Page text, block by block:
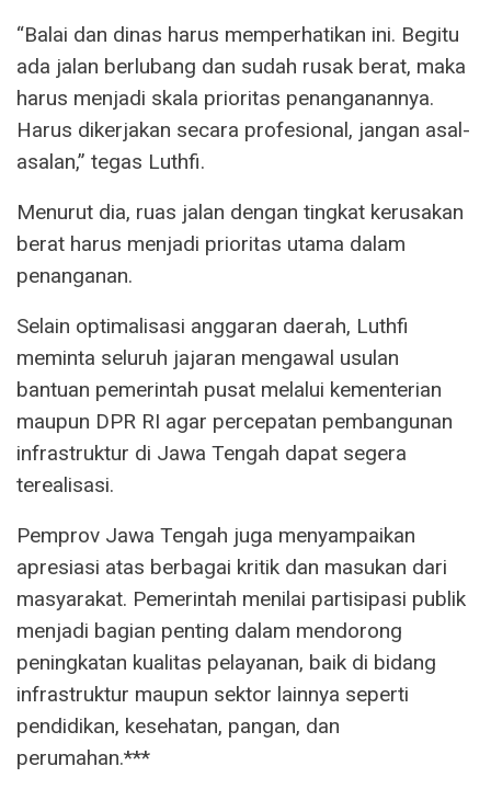
“Balai dan dinas harus memperhatikan ini. Begitu
ada jalan berlubang dan sudah rusak berat, maka
harus menjadi skala prioritas penanganannya.
Harus dikerjakan secara profesional, jangan asal-
asalan,” tegas Luthfi.
Menurut dia, ruas jalan dengan tingkat kerusakan
berat harus menjadi prioritas utama dalam
penanganan.
Selain optimalisasi anggaran daerah, Luthfi
meminta seluruh jajaran mengawal usulan
bantuan pemerintah pusat melalui kementerian
maupun DPR RI agar percepatan pembangunan
infrastruktur di Jawa Tengah dapat segera
terealisasi.
Pemprov Jawa Tengah juga menyampaikan
apresiasi atas berbagai kritik dan masukan dari
masyarakat. Pemerintah menilai partisipasi publik
menjadi bagian penting dalam mendorong
peningkatan kualitas pelayanan, baik di bidang
infrastruktur maupun sektor lainnya seperti
pendidikan, kesehatan, pangan, dan
perumahan.***